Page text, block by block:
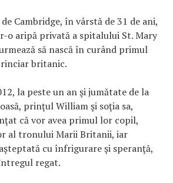
Cambridge, în vârstă de 31 de ani,
o aripă privată a spitalului St. Mary
să nască în curând primul
britanic.
la peste un an şi jumătate de la
prinţul William şi soţia sa,
că vor avea primul lor copil,
al tronului Marii Britanii, iar
cu înfrigurare şi speranţă,
regat.